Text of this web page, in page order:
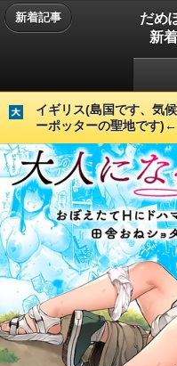
新着記事
だめ
新
イギリス(島国です、気
ーポッターの聖地です